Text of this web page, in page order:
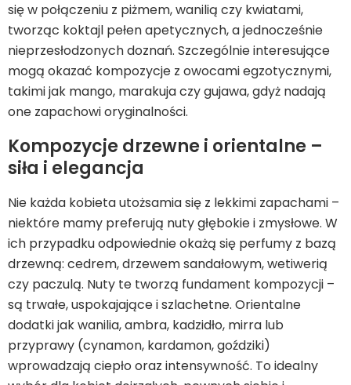
się w połączeniu z piżmem, wanilią czy kwiatami,
tworząc koktajl pełen apetycznych, a jednocześnie
nieprzesłodzonych doznań. Szczególnie interesujące
mogą okazać kompozycje z owocami egzotycznymi,
takimi jak mango, marakuja czy gujawa, gdyż nadają
one zapachowi oryginalności.
Kompozycje drzewne i orientalne –
siła i elegancja
Nie każda kobieta utożsamia się z lekkimi zapachami –
niektóre mamy preferują nuty głębokie i zmysłowe. W
ich przypadku odpowiednie okażą się perfumy z bazą
drzewną: cedrem, drzewem sandałowym, wetiwerią
czy paczulą. Nuty te tworzą fundament kompozycji –
są trwałe, uspokajające i szlachetne. Orientalne
dodatki jak wanilia, ambra, kadzidło, mirra lub
przyprawy (cynamon, kardamon, goździki)
wprowadzają ciepło oraz intensywność. To idealny